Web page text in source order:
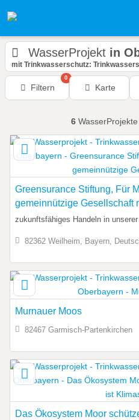
WasserProjekt in
mit Trinkwasserschutz:
Filtern
0
Karte
6 WasserProjekte
Greensurance Stiftung, Für
gemeinnützige Gesellschaft
zukunftsfähiges Handeln in
82362 Weilheim, Bayern,
Murnauer Moos
82467 Garmisch-Partenkirchen
Das Ökosystem Moor